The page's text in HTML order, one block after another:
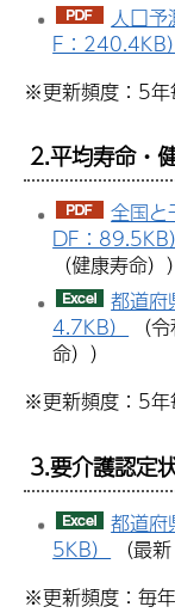
人口
F：240.4KB）
※更新頻度：5年
2.平均寿命・
全国と
DF：89.5KB）
（健康寿命））
都道府
4.7KB）
（
命））
※更新頻度：5年
3.要介護認定
都道
5KB）
（最
※更新頻度：毎年